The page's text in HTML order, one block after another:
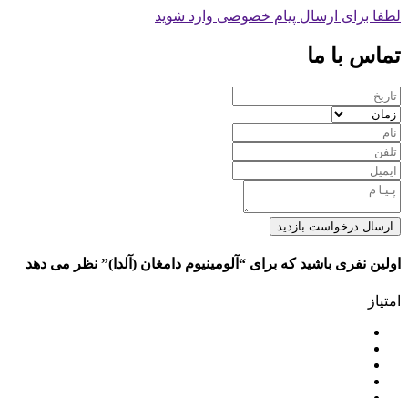
لطفا برای ارسال پیام خصوصی وارد شوید
تماس با ما
ارسال درخواست بازدید
اولین نفری باشید که برای “آلومینیوم دامغان (آلدا)” نظر می دهد
امتیاز